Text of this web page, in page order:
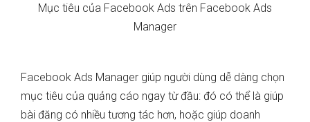
Mục tiêu của Facebook Ads trên Facebook Ads
Manager
Facebook Ads Manager giúp người dùng dễ dàng chọn
mục tiêu của quảng cáo ngay từ đầu: đó có thể là giúp
bài đăng có nhiều tương tác hơn, hoặc giúp doanh